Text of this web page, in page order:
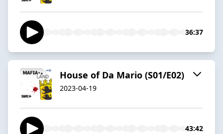
36:37
House of Da Mario (S01/E02)
2023-04-19
43:42